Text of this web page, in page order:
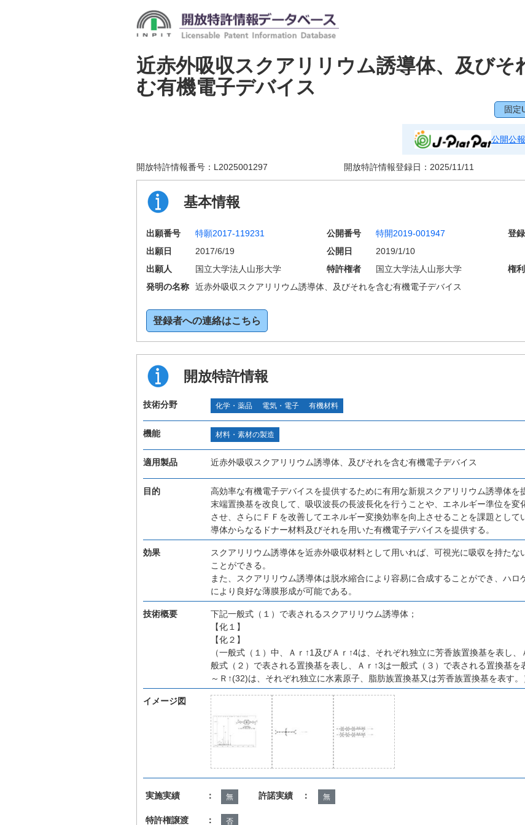
近赤外吸収スクアリリウム誘導体、及びそ
む有機電子デバイス
固定
公開公
開放特許情報番号： L2025001297 開放特許情報登録日： 2025/11/11
基本情報
出願番号 特願2017-119231 公開番号 特開2019-001947 登
出願日
2017/6/19 公開日
2019/1/10
出願人
国立大学法人山形大学 特許権者 国立大学法人山形大学 権
発明の名称
近赤外吸収スクアリリウム誘導体、及びそれを含む有機電子デバイス
登録者への連絡はこちら
開放特許情報
技術分野 化学・薬品 電気・電子 有機材料
機能 材料・素材の製造
適用製品 近赤外吸収スクアリリウム誘導体、及びそれを含む有機電子デバイス
目的
高効率な有機電子デバイスを提供するために有用な新規スクアリリウム誘導体を
末端置換基を改良して、吸収波長の長波長化を行うことや、エネルギー準位を変
させ、さらにＦＦを改善してエネルギー変換効率を向上させることを課題とし
導体からなるドナー材料及びそれを用いた有機電子デバイスを提供する。
効果
スクアリリウム誘導体を近赤外吸収材料として用いれば、可視光に吸収を持たな
ことができる。
また、スクアリリウム誘導体は脱水縮合により容易に合成することができ、ハ
により良好な薄膜形成が可能である。
技術概要
下記一般式（１）で表されるスクアリリウム誘導体；
【化１】
【化２】
（一般式（１）中、Ａｒ↑1及びＡｒ↑4は、それぞれ独立に芳香族置換基を表し、
般式（２）で表される置換基を表し、Ａｒ↑3は一般式（３）で表される置換基を
～Ｒ↑(32)は、それぞれ独立に水素原子、脂肪族置換基又は芳香族置換基を表す。
イメージ図
実施実績 ： 無 許諾実績 ： 無
特許権譲渡 ： 否